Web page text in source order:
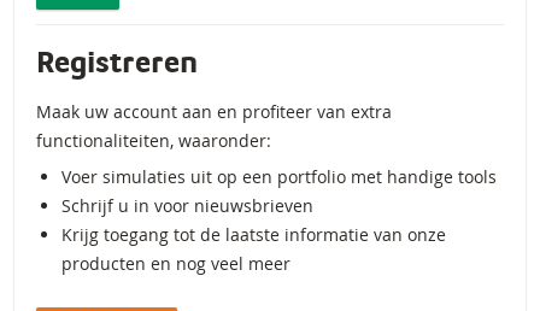
Registreren
Maak uw account aan en profiteer van extra
functionaliteiten, waaronder:
Voer simulaties uit op een portfolio met handige tools
Schrijf u in voor nieuwsbrieven
Krijg toegang tot de laatste informatie van onze
producten en nog veel meer